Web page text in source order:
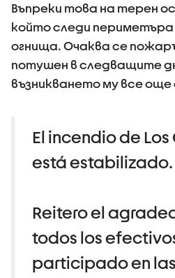
Въпреки това на терен
който следи периметъра
огнища. Очаква се
потушен в следващите
възникването му все още
El incendio de Los
está estabilizado.
Reitero el
todos los
participado en